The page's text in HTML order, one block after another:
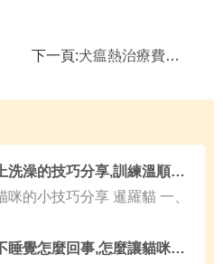
下一頁:犬瘟熱治療費用詳情 犬瘟熱資料
讓貓咪愛上洗澡的技巧分享,訓練溫順貓咪的小技巧分享
咪的小技巧分享 暹羅貓 一、
貓咪晚上不睡覺怎麼回事,怎麼讓貓咪聽話